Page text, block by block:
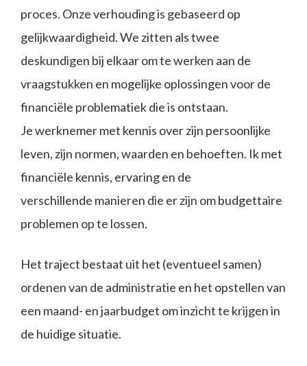
proces. Onze verhouding is gebaseerd op
gelijkwaardigheid. We zitten als twee
deskundigen bij elkaar om te werken aan de
vraagstukken en mogelijke oplossingen voor de
financiële problematiek die is ontstaan.
Jewerknemer met kennis over zijn persoonlijke
leven, zijn normen, waarden en behoeften. Ik met
financiële kennis, ervaring en de
verschillende manieren die er zijn om budgettaire
problemen op te lossen.
Het traject bestaat uit het (eventueel samen)
ordenen van de administratie en het opstellen van
een maand- en jaarbudget om inzicht te krijgen in
de huidige situatie.